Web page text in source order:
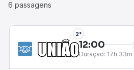
6 passagens
2°
12:00
Duração: 17h 33m